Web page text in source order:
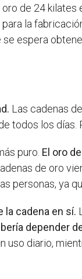
de 24
la
espera
Las cadenas
todos los días.
puro. El oro
de oro
personas, ya
la cadena en sí.
depender
uso diario,